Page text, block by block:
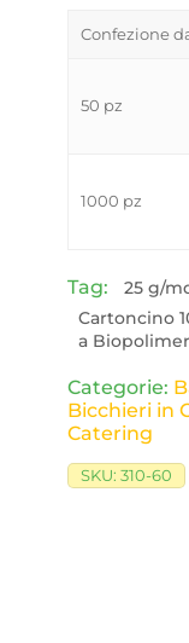
Confezione
50 pz
1000 pz
Tag:
25 g/
Cartoncino
a
Categorie:
Bicchieri in
Catering
SKU: 310-60